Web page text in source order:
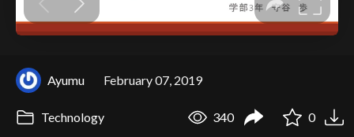
Ayumu February 07, 2019
Technology 340 0